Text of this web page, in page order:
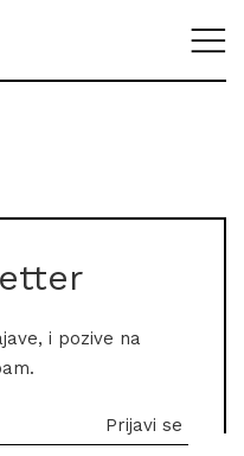
i pozive na